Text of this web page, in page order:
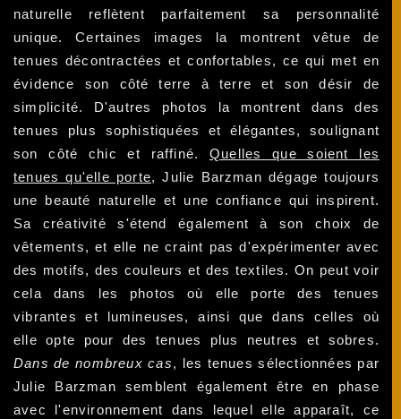
naturelle reflètent parfaitement sa personnalité
unique. Certaines images la montrent vêtue de
tenues décontractées et confortables, ce qui met en
évidence son côté terre à terre et son désir de
simplicité. D'autres photos la montrent dans des
tenues plus sophistiquées et élégantes, soulignant
son côté chic et raffiné. Quelles que soient les
tenues qu'elle porte, Julie Barzman dégage toujours
une beauté naturelle et une confiance qui inspirent.
Sa créativité s'étend également à son choix de
vêtements, et elle ne craint pas d'expérimenter avec
des motifs, des couleurs et des textiles. On peut voir
cela dans les photos où elle porte des tenues
vibrantes et lumineuses, ainsi que dans celles où
elle opte pour des tenues plus neutres et sobres.
Dans de nombreux cas, les tenues sélectionnées par
Julie Barzman semblent également être en phase
avec l'environnement dans lequel elle apparaît, ce